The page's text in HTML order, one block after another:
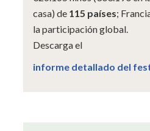
casa) de 115 países;
la participación global.
Descarga el
informe detallado del